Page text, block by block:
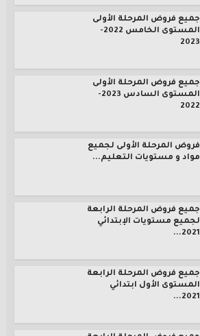
جميع فروض المرحلة الأولى
المستوى الخامس 2022-
2023
جميع فروض المرحلة الأولى
المستوى السادس 2023-
2022
فروض المرحلة الأولى لجميع
مواد و مستويات التعليم...
جميع فروض المرحلة الرابعة
لجميع مستويات الإبتدائي
2021...
جميع فروض المرحلة الرابعة
المستوى الأول ابتدائي
2021...